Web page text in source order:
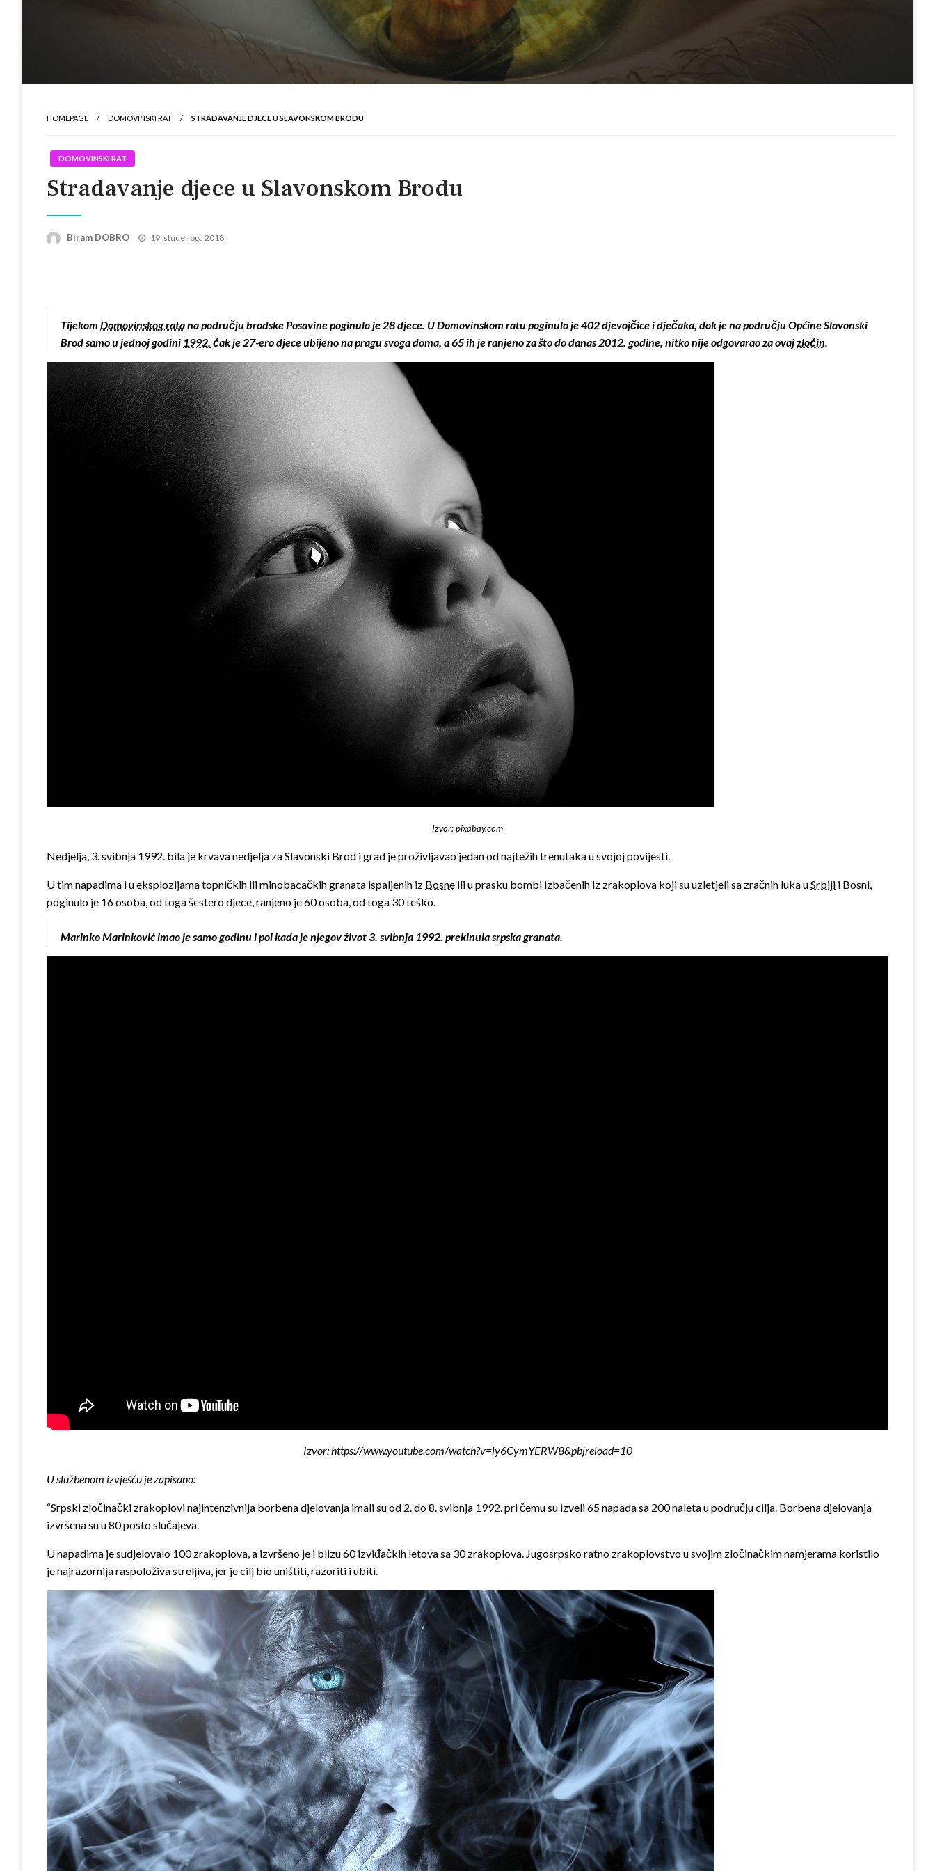
HOMEPAGE DOMOVINSKI RAT STRADAVANJE DJECE U SLAVONSKOM BRODU
DOMOVINSKI RAT
Stradavanje djece u Slavonskom Brodu
Biram DOBRO
Posted
19. studenoga 2018.
Tijekom Domovinskog ratana području brodske Posavine poginulo je 28 djece. U Domovinskom ratu poginulo je 402 djevojčice i dječaka, dok je na području Općine Slavonski
Brod samo u jednoj godini 1992. čak je 27-ero djece ubijeno na pragu svoga doma, a 65 ih je ranjeno za što do danas 2012. godine, nitko nije odgovarao za ovajzločin.
Izvor: pixabay.com
Nedjelja, 3. svibnja 1992. bila je krvava nedjelja za Slavonski Brod i grad je proživljavao jedan od najtežih trenutaka u svojoj povijesti.
U tim napadima i u eksplozijama topničkih ili minobacačkih granata ispaljenih iz Bosne ili u prasku bombi izbačenih iz zrakoplova koji su uzletjeli sa zračnih luka uSrbiji i Bosni,
poginulo je 16 osoba, od toga šestero djece, ranjeno je 60 osoba, od toga 30 teško.
Marinko Marinković imao je samo godinu i pol kada je njegov život 3. svibnja 1992. prekinula srpska granata.
Izvor: https://www.youtube.com/watch?v=ly6CymYERW8&pbjreload=10
U službenom izvješću je zapisano:
“Srpski zločinački zrakoplovi najintenzivnija borbena djelovanja imali su od 2. do 8. svibnja 1992. pri čemu su izveli 65 napada sa 200 naleta u području cilja. Borbena djelovanja
izvršena su u 80 posto slučajeva.
U napadima je sudjelovalo 100 zrakoplova, a izvršeno je i blizu 60 izviđačkih letova sa 30 zrakoplova. Jugosrpsko ratno zrakoplovstvo u svojim zločinačkim namjerama koristilo
je najrazornija raspoloživa streljiva, jer je cilj bio uništiti, razoriti i ubiti.